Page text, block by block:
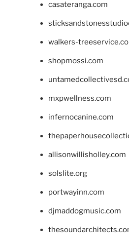
casateranga.com
walkers-
shopmossi.com
mxpwellness.com
infernocanine.com
allisonwillisholley.com
solslite.org
portwayinn.com
djmaddogmusic.com